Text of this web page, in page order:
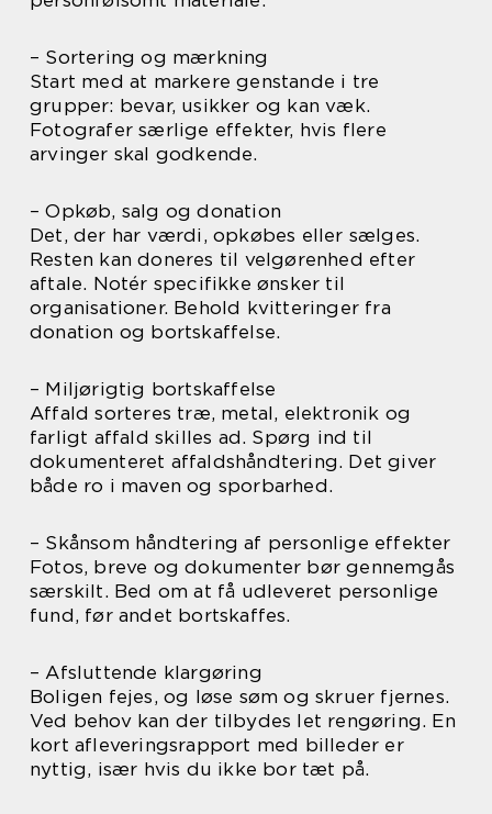
– Sortering og mærkning
Start med at markere genstande i tre
grupper: bevar, usikker og kan væk.
Fotografer særlige effekter, hvis flere
arvinger skal godkende.
– Opkøb, salg og donation
Det, der har værdi, opkøbes eller sælges.
Resten kan doneres til velgørenhed efter
aftale. Notér specifikke ønsker til
organisationer. Behold kvitteringer fra
donation og bortskaffelse.
– Miljørigtig bortskaffelse
Affald sorteres træ, metal, elektronik og
farligt affald skilles ad. Spørg ind til
dokumenteret affaldshåndtering. Det giver
både ro i maven og sporbarhed.
– Skånsom håndtering af personlige effekter
Fotos, breve og dokumenter bør gennemgås
særskilt. Bed om at få udleveret personlige
fund, før andet bortskaffes.
– Afsluttende klargøring
Boligen fejes, og løse søm og skruer fjernes.
Ved behov kan der tilbydes let rengøring. En
kort afleveringsrapport med billeder er
nyttig, især hvis du ikke bor tæt på.